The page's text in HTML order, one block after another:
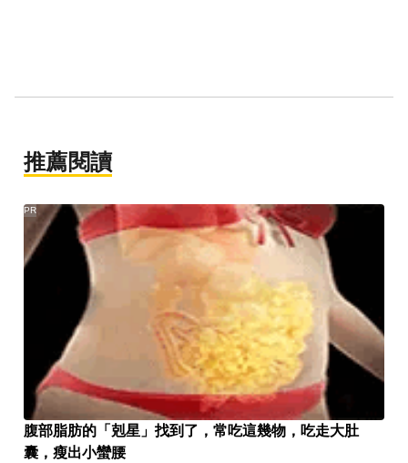
推薦閱讀
腹部脂肪的「剋星」找到了，常吃這幾物，吃走大肚
囊，瘦出小蠻腰
PR